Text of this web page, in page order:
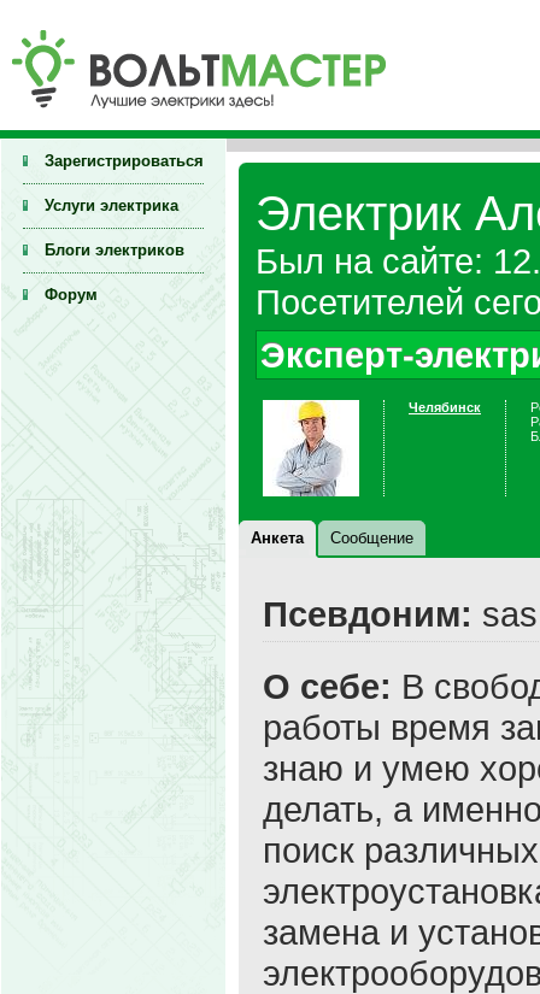
Зарегистрироваться
Услуги электрика
Блоги электриков
Форум
Электрик
Был на сайте:
Посетителей
Эксперт-
Челябинск
Анкета Сообщение
Псевдоним:
О себе: В
работы время
знаю и умею
делать, а
поиск
замена и